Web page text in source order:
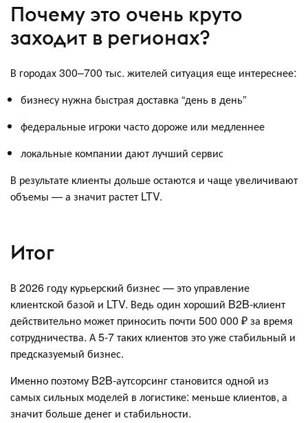
Почему это очень круто
заходит в регионах?
В городах 300–700 тыс. жителей ситуация еще интереснее:
бизнесу нужна быстрая доставка “день в день”
федеральные игроки часто дороже или медленнее
локальные компании дают лучший сервис
В результате клиенты дольше остаются и чаще увеличивают
объемы — а значит растет LTV.
Итог
В 2026 году курьерский бизнес — это управление
клиентской базой и LTV. Ведь один хороший B2B-клиент
действительно может приносить почти 500 000 ₽ за время
сотрудничества. А 5-7 таких клиентов это уже стабильный и
предсказуемый бизнес.
Именно поэтому B2B-аутсорсинг становится одной из
самых сильных моделей в логистике: меньше клиентов, а
значит больше денег и стабильности.